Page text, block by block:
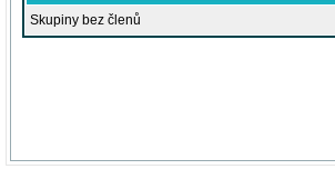
Skupiny bez členů